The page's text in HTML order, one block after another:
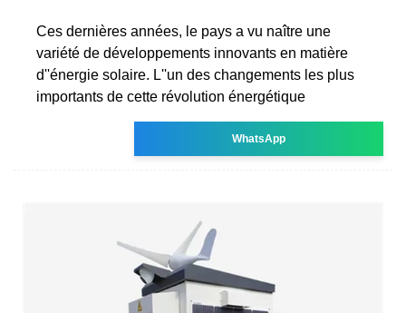
Ces dernières années, le pays a vu naître une
variété de développements innovants en matière
d''énergie solaire. L''un des changements les plus
importants de cette révolution énergétique
WhatsApp